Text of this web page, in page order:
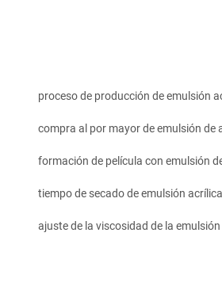
proceso de producción de emulsión
compra al por mayor de emulsión de
formación de película con emulsión
tiempo de secado de emulsión acrílica
ajuste de la viscosidad de la